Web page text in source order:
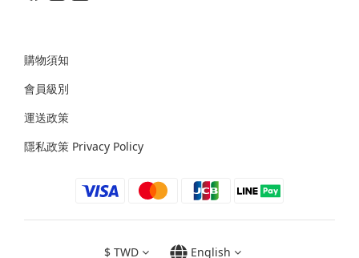
購物須知
會員級別
運送政策
隱私政策 Privacy Policy
$ TWD English